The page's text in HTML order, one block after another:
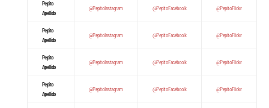
Pepito
Apellido
@PepitoInstagram @PepitoFacebook @PepitoFlickr
Pepito
Apellido
@PepitoInstagram @PepitoFacebook @PepitoFlickr
Pepito
Apellido
@PepitoInstagram @PepitoFacebook @PepitoFlickr
Pepito
Apellido
@PepitoInstagram @PepitoFacebook @PepitoFlickr